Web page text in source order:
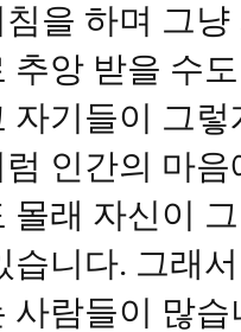
침을 하며 그
추앙 받을 수
자기들이 그
럼 인간의 마
몰래 자신이
습니다. 그래
사람들이 많